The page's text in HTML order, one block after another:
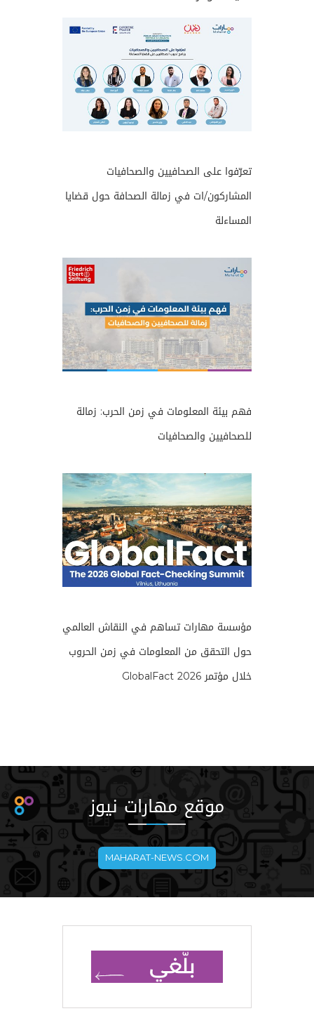
تعرّفوا على الصحافيين والصحافيات
المشاركون/ات في زمالة الصحافة حول قضايا
المساءلة
فهم بيئة المعلومات في زمن الحرب: زمالة
للصحافيين والصحافيات
مؤسسة مهارات تساهم في النقاش العالمي
حول التحقق من المعلومات في زمن الحروب
خلال مؤتمر GlobalFact 2026
موقع مهارات نيوز
MAHARAT-NEWS.COM